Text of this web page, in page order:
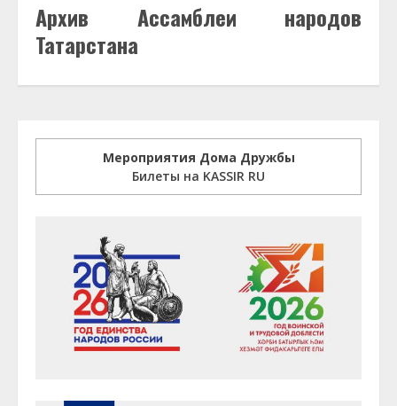
Архив Ассамблеи народов
Татарстана
Мероприятия Дома Дружбы
Билеты на KASSIR RU